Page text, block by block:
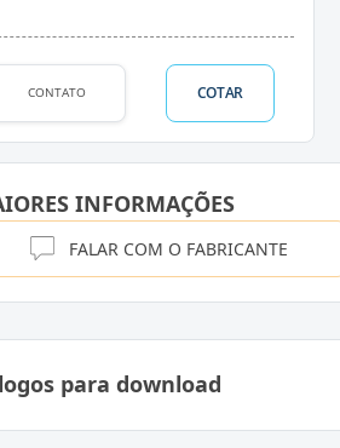
CONTATO COTAR
INFORMAÇÕES
FALAR COM O FABRICANTE
para download